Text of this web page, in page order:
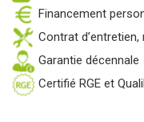
Financement
Contrat
Garantie décennale
Certifié RGE et